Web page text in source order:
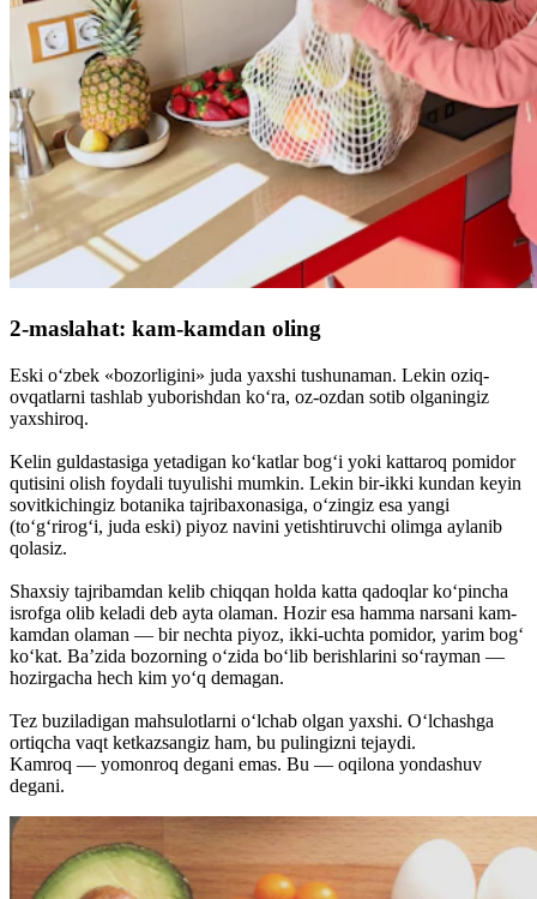
2-maslahat: kam-kamdan oling
Eski o‘zbek «bozorligini» juda yaxshi tushunaman. Lekin oziq-
ovqatlarni tashlab yuborishdan ko‘ra, oz-ozdan sotib olganingiz
yaxshiroq.
Kelin guldastasiga yetadigan ko‘katlar bog‘i yoki kattaroq pomidor
qutisini olish foydali tuyulishi mumkin. Lekin bir-ikki kundan keyin
sovitkichingiz botanika tajribaxonasiga, o‘zingiz esa yangi
(to‘g‘rirog‘i, juda eski) piyoz navini yetishtiruvchi olimga aylanib
qolasiz.
Shaxsiy tajribamdan kelib chiqqan holda katta qadoqlar ko‘pincha
isrofga olib keladi deb ayta olaman. Hozir esa hamma narsani kam-
kamdan olaman — bir nechta piyoz, ikki-uchta pomidor, yarim bog‘
ko‘kat. Ba’zida bozorning o‘zida bo‘lib berishlarini so‘rayman —
hozirgacha hech kim yo‘q demagan.
Tez buziladigan mahsulotlarni o‘lchab olgan yaxshi. O‘lchashga
ortiqcha vaqt ketkazsangiz ham, bu pulingizni tejaydi.
Kamroq — yomonroq degani emas. Bu — oqilona yondashuv
degani.